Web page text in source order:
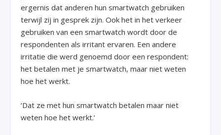
ergernis dat anderen hun smartwatch gebruiken
terwijl zij in gesprek zijn. Ook het in het verkeer
gebruiken van een smartwatch wordt door de
respondenten als irritant ervaren. Een andere
irritatie die werd genoemd door een respondent:
het betalen met je smartwatch, maar niet weten
hoe het werkt.
‘Dat ze met hun smartwatch betalen maar niet
weten hoe het werkt.’